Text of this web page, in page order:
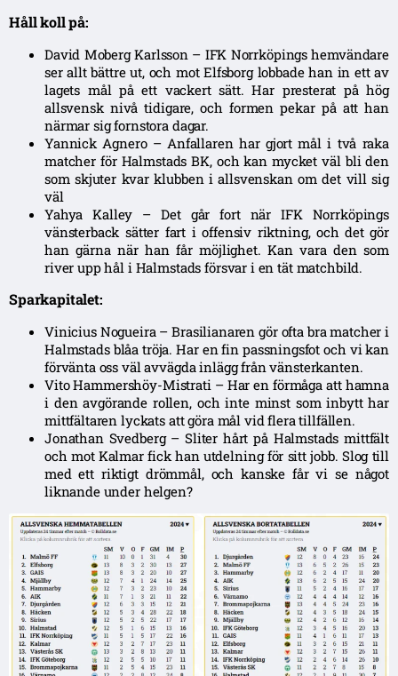
Håll koll på:
David Moberg Karlsson – IFK Norrköpings hemvändare
ser allt bättre ut, och mot Elfsborg lobbade han in ett av
lagets mål på ett vackert sätt. Har presterat på hög
allsvensk nivå tidigare, och formen pekar på att han
närmar sig fornstora dagar.
Yannick Agnero – Anfallaren har gjort mål i två raka
matcher för Halmstads BK, och kan mycket väl bli den
som skjuter kvar klubben i allsvenskan om det vill sig
väl
Yahya Kalley – Det går fort när IFK Norrköpings
vänsterback sätter fart i offensiv riktning, och det gör
han gärna när han får möjlighet. Kan vara den som
river upp hål i Halmstads försvar i en tät matchbild.
Sparkapitalet:
Vinicius Nogueira – Brasilianaren gör ofta bra matcher i
Halmstads blåa tröja. Har en fin passningsfot och vi kan
förvänta oss väl avvägda inlägg från vänsterkanten.
Vito Hammershöy-Mistrati – Har en förmåga att hamna
i den avgörande rollen, och inte minst som inbytt har
mittfältaren lyckats att göra mål vid flera tillfällen.
Jonathan Svedberg – Sliter hårt på Halmstads mittfält
och mot Kalmar fick han utdelning för sitt jobb. Slog till
med ett riktigt drömmål, och kanske får vi se något
liknande under helgen?